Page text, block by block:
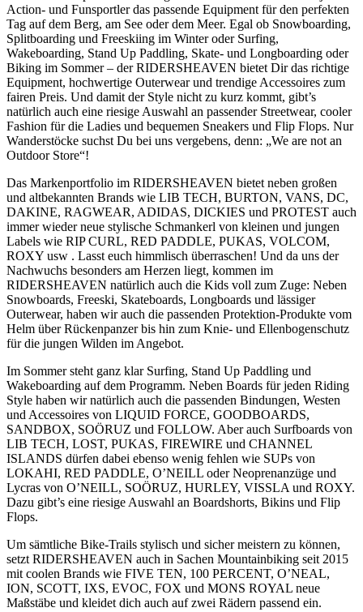
Action- und Funsportler das passende Equipment für den perfekten
Tag auf dem Berg, am See oder dem Meer. Egal ob Snowboarding,
Splitboarding und Freeskiing im Winter oder Surfing,
Wakeboarding, Stand Up Paddling, Skate- und Longboarding oder
Biking im Sommer – der RIDERSHEAVEN bietet Dir das richtige
Equipment, hochwertige Outerwear und trendige Accessoires zum
fairen Preis. Und damit der Style nicht zu kurz kommt, gibt’s
natürlich auch eine riesige Auswahl an passender Streetwear, cooler
Fashion für die Ladies und bequemen Sneakers und Flip Flops. Nur
Wanderstöcke suchst Du bei uns vergebens, denn: „We are not an
Outdoor Store“!
Das Markenportfolio im RIDERSHEAVEN bietet neben großen
und altbekannten Brands wie LIB TECH, BURTON, VANS, DC,
DAKINE, RAGWEAR, ADIDAS, DICKIES und PROTEST auch
immer wieder neue stylische Schmankerl von kleinen und jungen
Labels wie RIP CURL, RED PADDLE, PUKAS, VOLCOM,
ROXY usw . Lasst euch himmlisch überraschen! Und da uns der
Nachwuchs besonders am Herzen liegt, kommen im
RIDERSHEAVEN natürlich auch die Kids voll zum Zuge: Neben
Snowboards, Freeski, Skateboards, Longboards und lässiger
Outerwear, haben wir auch die passenden Protektion-Produkte vom
Helm über Rückenpanzer bis hin zum Knie- und Ellenbogenschutz
für die jungen Wilden im Angebot.
Im Sommer steht ganz klar Surfing, Stand Up Paddling und
Wakeboarding auf dem Programm. Neben Boards für jeden Riding
Style haben wir natürlich auch die passenden Bindungen, Westen
und Accessoires von LIQUID FORCE, GOODBOARDS,
SANDBOX, SOÖRUZ und FOLLOW. Aber auch Surfboards von
LIB TECH, LOST, PUKAS, FIREWIRE und CHANNEL
ISLANDS dürfen dabei ebenso wenig fehlen wie SUPs von
LOKAHI, RED PADDLE, O’NEILL oder Neoprenanzüge und
Lycras von O’NEILL, SOÖRUZ, HURLEY, VISSLA und ROXY.
Dazu gibt’s eine riesige Auswahl an Boardshorts, Bikins und Flip
Flops.
Um sämtliche Bike-Trails stylisch und sicher meistern zu können,
setzt RIDERSHEAVEN auch in Sachen Mountainbiking seit 2015
mit coolen Brands wie FIVE TEN, 100 PERCENT, O’NEAL,
ION, SCOTT, IXS, EVOC, FOX und MONS ROYAL neue
Maßstäbe und kleidet dich auch auf zwei Rädern passend ein.